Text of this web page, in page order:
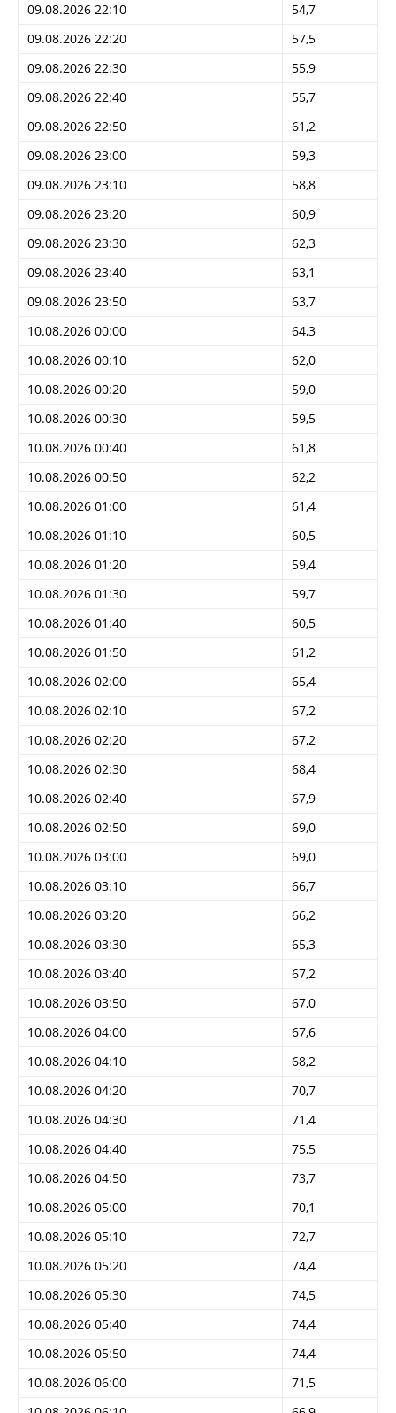
09.08.2026 22:10
54,7
09.08.2026 22:20
57,5
09.08.2026 22:30
55,9
09.08.2026 22:40
55,7
09.08.2026 22:50
61,2
09.08.2026 23:00
59,3
09.08.2026 23:10
58,8
09.08.2026 23:20
60,9
09.08.2026 23:30
62,3
09.08.2026 23:40
63,1
09.08.2026 23:50
63,7
10.08.2026 00:00
64,3
10.08.2026 00:10
62,0
10.08.2026 00:20
59,0
10.08.2026 00:30
59,5
10.08.2026 00:40
61,8
10.08.2026 00:50
62,2
10.08.2026 01:00
61,4
10.08.2026 01:10
60,5
10.08.2026 01:20
59,4
10.08.2026 01:30
59,7
10.08.2026 01:40
60,5
10.08.2026 01:50
61,2
10.08.2026 02:00
65,4
10.08.2026 02:10
67,2
10.08.2026 02:20
67,2
10.08.2026 02:30
68,4
10.08.2026 02:40
67,9
10.08.2026 02:50
69,0
10.08.2026 03:00
69,0
10.08.2026 03:10
66,7
10.08.2026 03:20
66,2
10.08.2026 03:30
65,3
10.08.2026 03:40
67,2
10.08.2026 03:50
67,0
10.08.2026 04:00
67,6
10.08.2026 04:10
68,2
10.08.2026 04:20
70,7
10.08.2026 04:30
71,4
10.08.2026 04:40
75,5
10.08.2026 04:50
73,7
10.08.2026 05:00
70,1
10.08.2026 05:10
72,7
10.08.2026 05:20
74,4
10.08.2026 05:30
74,5
10.08.2026 05:40
74,4
10.08.2026 05:50
74,4
10.08.2026 06:00
71,5